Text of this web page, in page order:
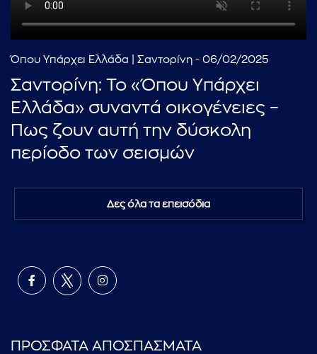
Όπου Υπάρχει Ελλάδα | Σαντορίνη - 06/02/2025
Σαντορίνη: Το «Όπου Υπάρχει
Ελλάδα» συναντά οικογένειες –
Πως ζουν αυτή την δύσκολη
περίοδο των σεισμών
Δες όλα τα επεισόδια
ΠΡΟΣΦΑΤΑ ΑΠΟΣΠΑΣΜΑΤΑ